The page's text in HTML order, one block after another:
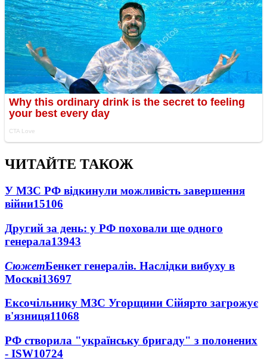
ЧИТАЙТЕ ТАКОЖ
У МЗС РФ відкинули можливість завершення
війни15106
Другий за день: у РФ поховали ще одного
генерала13943
СюжетБенкет генералів. Наслідки вибуху в
Москві13697
Ексочільнику МЗС Угорщини Сійярто загрожує
в'язниця11068
РФ створила "українську бригаду" з полонених
- ISW10724